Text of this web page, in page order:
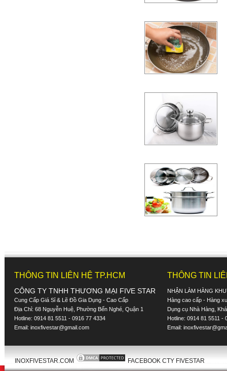
THÔNG TIN LIÊN HỆ TP.HCM
CÔNG TY TNHH THƯƠNG MẠI FIVE STAR
Cung Cấp Giá Sỉ & Lẽ Đồ Gia Dụng - Cao Cấp
Địa Chỉ: 68 Nguyễn Huệ, Phường Bến Nghé, Quận 1
Hotline: 0914 81 5511 - 0916 77 4334
Email: inoxfivestar@gmail.com
THÔNG TIN
NHẬN LÀM HÀNG
Hàng cao cấp - Hàng
Dụng cụ Nhà Hàng,
Hotline: 0914 81 5511 -
Email:
INOXFIVESTAR.COM FACEBOOK CTY FIVESTAR